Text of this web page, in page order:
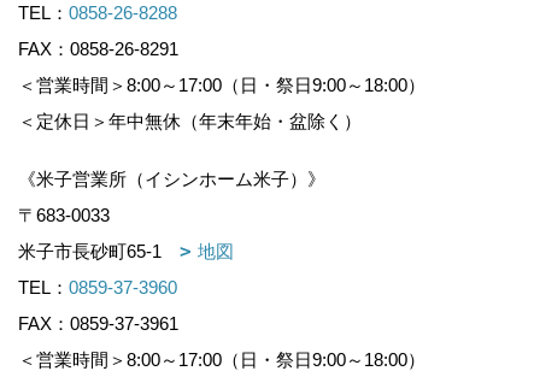
TEL： 0858-26-8288
FAX：0858-26-8291
＜営業時間＞8:00～17:00（日・祭日9:00～18:00）
＜定休日＞年中無休（年末年始・盆除く）
《米子営業所（イシンホーム米子）》
〒683-0033
米子市長砂町65-1
地図
TEL： 0859-37-3960
FAX：0859-37-3961
＜営業時間＞8:00～17:00（日・祭日9:00～18:00）